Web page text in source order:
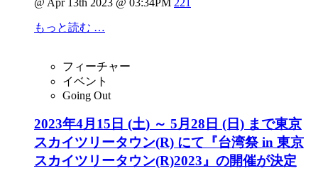
もっと読む …
フィーチャー
イベント
Going Out
2023年4月15日 (土) ～ 5月28日 (日) まで東京
スカイツリータウン(R) にて『台湾祭 in 東京
スカイツリータウン(R)2023』の開催が決定